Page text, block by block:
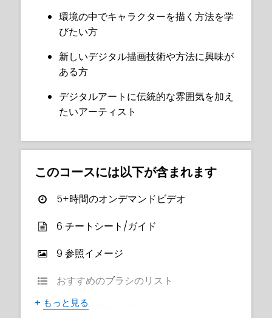
ブレンドモードを習得して照明、暖か
さ、影を追加
くれます！
一緒に進め、何をしているのか、なぜそれを
しているのかを詳しく説明し、すぐにイラス
トに応用できるたくさんの役立つアドバイス
を提供します。
ョートカットも学びます。
シモーネはまた、水平線、ライティング効
といった概念も教えてくれ、環境シーンを作
成する際のしっかりした基礎を提供します。
キルとコンセプトを学び、キャラクターと背
景に取り組むための新たな自信を持って進め
環境の中でキャラクターを描く方法を学
びたい方
新しいデジタル描画技術や方法に興味が
ある方
デジタルアートに伝統的な雰囲気を加え
たいアーティスト
このコースには以下が含まれます
5+時間のオンデマンドビデオ
6 チートシート/ガイド
9 参照イメージ
おすすめのブラシのリスト
ボーナスマテリアル
+ もっと見る